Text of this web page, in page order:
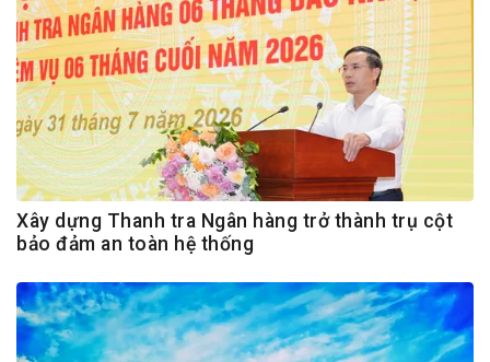
Xây dựng Thanh tra Ngân hàng trở thành trụ cột
bảo đảm an toàn hệ thống